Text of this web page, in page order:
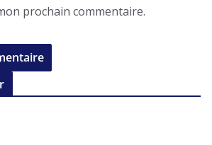
prochain commentaire.